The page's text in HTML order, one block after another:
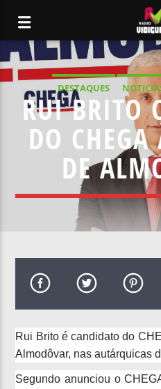
DESTAQUES
NOTÍCIAS
RUI BRITO
DO
DE
Rui Brito é candidato do
Almodôvar, nas autárquicas
Segundo anunciou o